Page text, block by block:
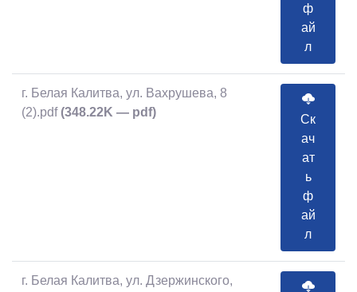
ф
ай
л
г. Белая Калитва, ул. Вахрушева, 8
(2).pdf (348.22K — pdf)
Ск
ач
ат
ь
ф
ай
л
г. Белая Калитва, ул. Дзержинского,